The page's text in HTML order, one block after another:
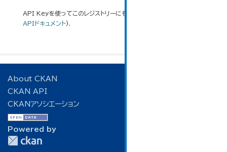
API Keyを使ってこのレジストリーにもアクセス可能です
APIドキュメント).
About CKAN
CKAN API
CKANアソシエーション
Powered by